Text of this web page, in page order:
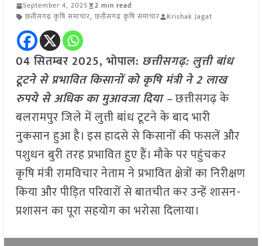
September 4, 2025
2 min read
छत्तीसगढ़ कृषि समाचार, छत्तीसगढ़ कृषि समाचार Krishak Jagat
04 सितम्बर 2025, भोपाल: छत्तीसगढ़: लुत्ती बांध
टूटने से प्रभावित किसानों को कृषि मंत्री ने 2 लाख
रुपये से अधिक का मुआवजा दिया –छत्तीसगढ़ के
बलरामपुर जिले में लुत्ती बांध टूटने के बाद भारी
नुकसान हुआ है। इस हादसे से किसानों की फसलें और
पशुधन बुरी तरह प्रभावित हुए हैं। मौके पर पहुंचकर
कृषि मंत्री रामविचार नेताम ने प्रभावित क्षेत्रों का निरीक्षण
किया और पीड़ित परिवारों से बातचीत कर उन्हें शासन-
प्रशासन का पूरा सहयोग का भरोसा दिलाया।